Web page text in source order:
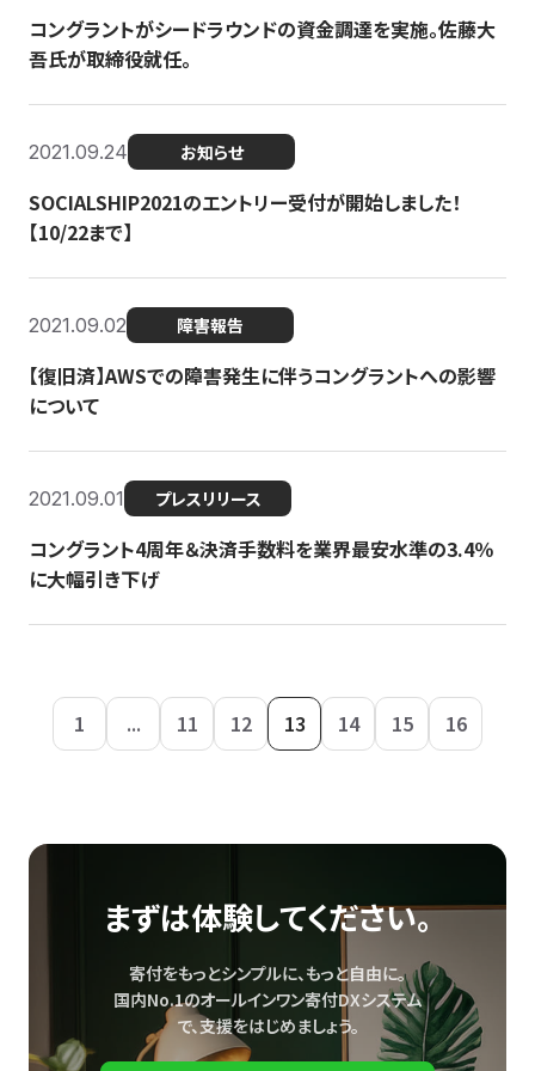
コングラントがシードラウンドの資金調達を実施。佐藤大
吾氏が取締役就任。
2021.09.24 お知らせ
SOCIALSHIP2021のエントリー受付が開始しました！
【10/22まで】
2021.09.02 障害報告
【復旧済】AWSでの障害発生に伴うコングラントへの影響
について
2021.09.01 プレスリリース
コングラント4周年＆決済手数料を業界最安水準の3.4％
に大幅引き下げ
1 ... 11 12 13 14 15 16
まずは体験してください。
寄付をもっとシンプルに、もっと自由に。
国内No.1のオールインワン寄付DXシステム
で、支援をはじめましょう。